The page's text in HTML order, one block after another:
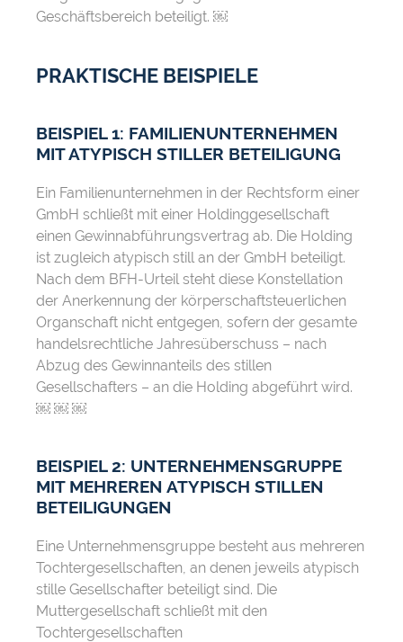
Geschäftsbereich beteiligt. ￼
PRAKTISCHE BEISPIELE
BEISPIEL 1: FAMILIENUNTERNEHMEN
MIT ATYPISCH STILLER BETEILIGUNG
Ein Familienunternehmen in der Rechtsform einer
GmbH schließt mit einer Holdinggesellschaft
einen Gewinnabführungsvertrag ab. Die Holding
ist zugleich atypisch still an der GmbH beteiligt.
Nach dem BFH-Urteil steht diese Konstellation
der Anerkennung der körperschaftsteuerlichen
Organschaft nicht entgegen, sofern der gesamte
handelsrechtliche Jahresüberschuss – nach
Abzug des Gewinnanteils des stillen
Gesellschafters – an die Holding abgeführt wird.
￼ ￼ ￼
BEISPIEL 2: UNTERNEHMENSGRUPPE
MIT MEHREREN ATYPISCH STILLEN
BETEILIGUNGEN
Eine Unternehmensgruppe besteht aus mehreren
Tochtergesellschaften, an denen jeweils atypisch
stille Gesellschafter beteiligt sind. Die
Muttergesellschaft schließt mit den
Tochtergesellschaften